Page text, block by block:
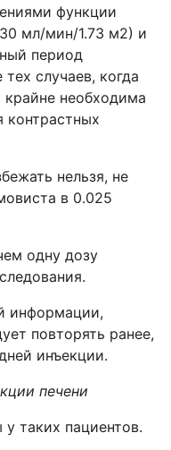
функции
мл/мин/1.73 м2) и
период
случаев, когда
необходима
контрастных
нельзя, не
в 0.025
одну дозу
информации,
повторять ранее,
инъекции.
печени
таких пациентов.